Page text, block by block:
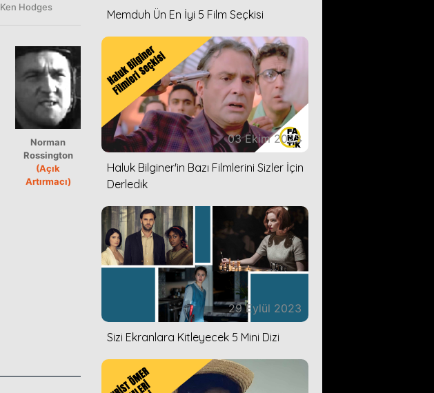
Ken Hodges
Norman
Rossington
(Açık
Artırmacı)
Memduh Ün En İyi 5 Film Seçkisi
03 Ekim 2023
Haluk Bilginer'in Bazı Filmlerini Sizler İçin
Derledik
29 Eylül 2023
Sizi Ekranlara Kitleyecek 5 Mini Dizi